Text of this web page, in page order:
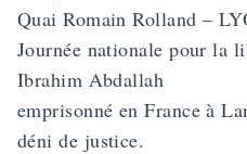
Quai Romain Rolland –
Journée nationale pour la
Ibrahim Abdallah
emprisonné en France à
déni de justice.